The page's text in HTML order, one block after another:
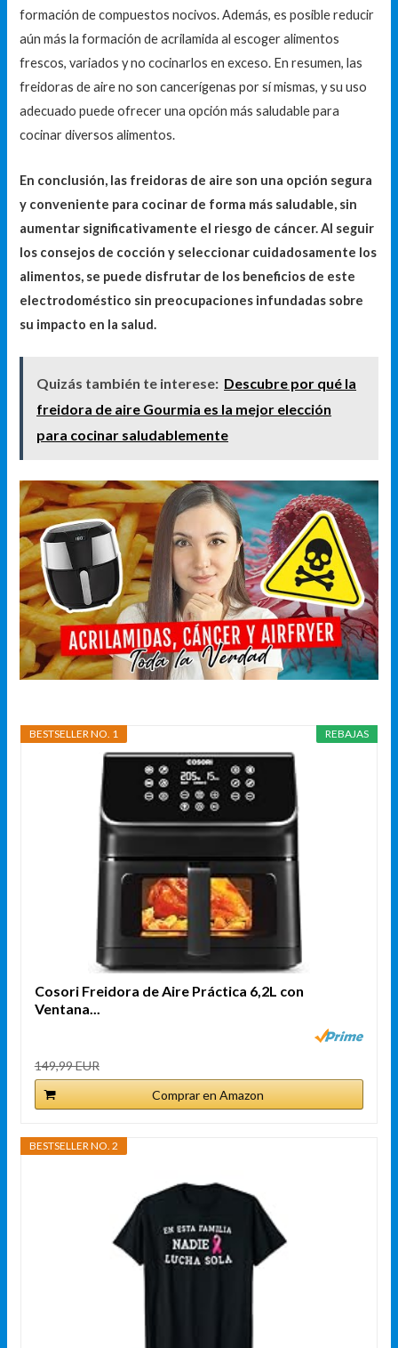
formación de compuestos nocivos. Además, es posible reducir
aún más la formación de acrilamida al escoger alimentos
frescos, variados y no cocinarlos en exceso. En resumen, las
freidoras de aire no son cancerígenas por sí mismas, y su uso
adecuado puede ofrecer una opción más saludable para
cocinar diversos alimentos.
En conclusión, las freidoras de aire son una opción segura
y conveniente para cocinar de forma más saludable, sin
aumentar significativamente el riesgo de cáncer. Al seguir
los consejos de cocción y seleccionar cuidadosamente los
alimentos, se puede disfrutar de los beneficios de este
electrodoméstico sin preocupaciones infundadas sobre
su impacto en la salud.
Quizás también te interese: Descubre por qué la
freidora de aire Gourmia es la mejor elección
para cocinar saludablemente
REBAJAS
BESTSELLER NO. 1
Cosori Freidora de Aire Práctica 6,2L con
Ventana...
149,99 EUR
Comprar en Amazon
BESTSELLER NO. 2